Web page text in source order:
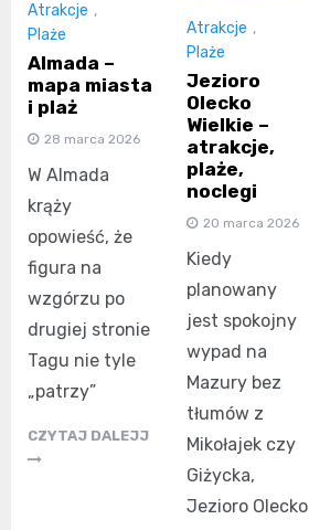
Atrakcje ,
Plaże
Almada –
mapa miasta
i plaż
28 marca 2026
W Almada
krąży
opowieść, że
figura na
wzgórzu po
drugiej stronie
Tagu nie tyle
„patrzy”
CZYTAJ DALEJJ
Atrakcje ,
Plaże
Jezioro
Olecko
Wielkie –
atrakcje,
plaże,
noclegi
20 marca 2026
Kiedy
planowany
jest spokojny
wypad na
Mazury bez
tłumów z
Mikołajek czy
Giżycka,
Jezioro Olecko